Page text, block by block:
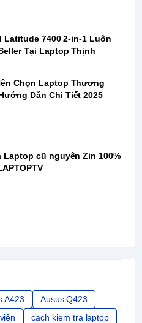
Latitude 7400 2-in-1 Luôn
Tại Laptop Thịnh
Chọn Laptop Thương
Dẫn Chi Tiết 2025
Laptop cũ nguyên Zin 100%
A423
Ausus Q423
cach kiem tra laptop